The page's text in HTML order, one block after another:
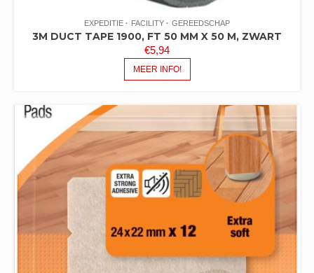
EXPEDITIE FACILITY GEREEDSCHAP
3M DUCT TAPE 1900, FT 50 MM X 50 M, ZWART
€5,94
MEER INFO!